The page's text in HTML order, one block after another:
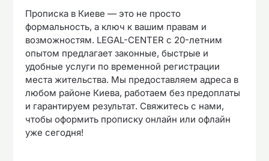
Прописка в Киеве — это не просто
формальность, а ключ к вашим правам и
возможностям. LEGAL-CENTER с 20-летним
опытом предлагает законные, быстрые и
удобные услуги по временной регистрации
места жительства. Мы предоставляем адреса в
любом районе Киева, работаем без предоплаты
и гарантируем результат. Свяжитесь с нами,
чтобы оформить прописку онлайн или офлайн
уже сегодня!